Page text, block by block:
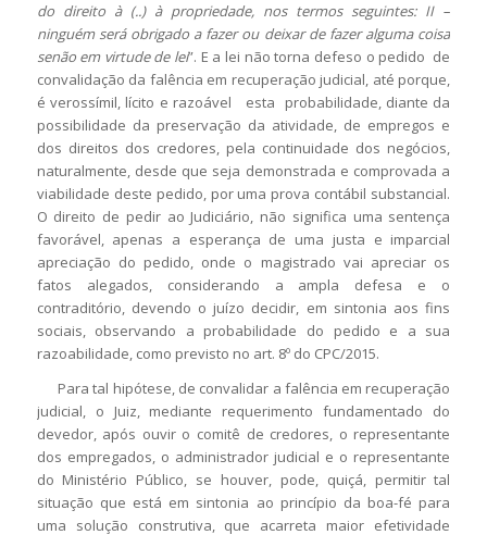
do direito à (..) à propriedade, nos termos seguintes: II –
ninguém será obrigado a fazer ou deixar de fazer alguma coisa
senão em virtude de lei”. E a lei não torna defeso o pedido de
convalidação da falência em recuperação judicial, até porque,
é verossímil, lícito e razoável esta probabilidade, diante da
possibilidade da preservação da atividade, de empregos e
dos direitos dos credores, pela continuidade dos negócios,
naturalmente, desde que seja demonstrada e comprovada a
viabilidade deste pedido, por uma prova contábil substancial.
O direito de pedir ao Judiciário, não significa uma sentença
favorável, apenas a esperança de uma justa e imparcial
apreciação do pedido, onde o magistrado vai apreciar os
fatos alegados, considerando a ampla defesa e o
contraditório, devendo o juízo decidir, em sintonia aos fins
sociais, observando a probabilidade do pedido e a sua
razoabilidade, como previsto no art. 8º do CPC/2015.
Para tal hipótese, de convalidar a falência em recuperação
judicial, o Juiz, mediante requerimento fundamentado do
devedor, após ouvir o comitê de credores, o representante
dos empregados, o administrador judicial e o representante
do Ministério Público, se houver, pode, quiçá, permitir tal
situação que está em sintonia ao princípio da boa-fé para
uma solução construtiva, que acarreta maior efetividade